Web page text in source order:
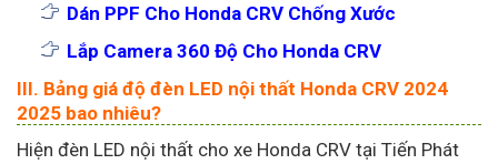
Dán PPF Cho Honda CRV Chống Xước
Lắp Camera 360 Độ Cho Honda CRV
III. Bảng giá độ đèn LED nội thất Honda CRV 2024
2025 bao nhiêu?
Hiện đèn LED nội thất cho xe Honda CRV tại Tiến Phát